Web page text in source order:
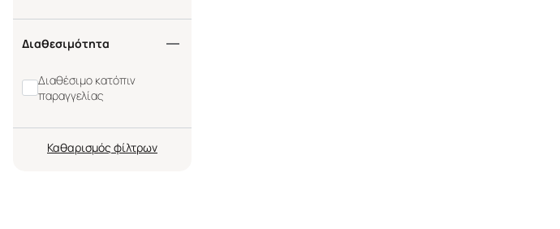
Διαθεσιμότητα
Διαθέσιμο κατόπιν
παραγγελίας
Καθαρισμός